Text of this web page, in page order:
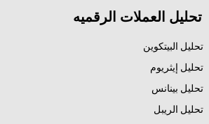
تحليل العملات الرقميه
تحليل البيتكوين
تحليل إيثريوم
تحليل بينانس
تحليل الريبل